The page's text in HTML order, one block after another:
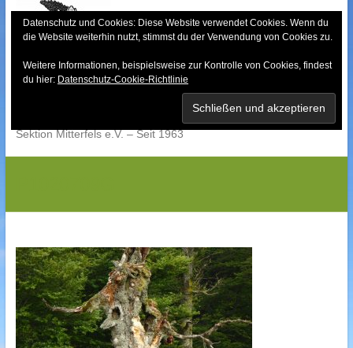
content
Bayerischer Wald-
Sektion Mitterfels e.V. – Seit 1963
Datenschutz und Cookies: Diese Website verwendet Cookies. Wenn du
die Website weiterhin nutzt, stimmst du der Verwendung von Cookies zu.
Weitere Informationen, beispielsweise zur Kontrolle von Cookies, findest
du hier: Datenschutz-Cookie-Richtlinie